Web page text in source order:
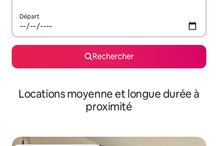
Départ
Rechercher
Locations moyenne et longue durée à
proximité